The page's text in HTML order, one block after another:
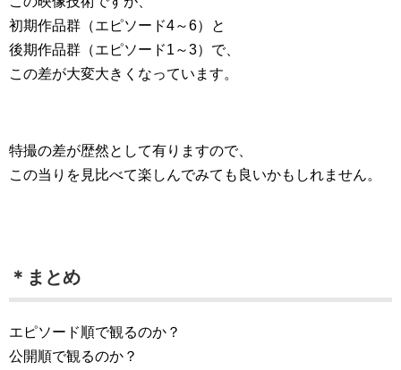
初期作品群（エピソード4～6）と
後期作品群（エピソード1～3）で、
この差が大変大きくなっています。
特撮の差が歴然として有りますので、
この当りを見比べて楽しんでみても良いかもしれません。
＊まとめ
エピソード順で観るのか？
公開順で観るのか？